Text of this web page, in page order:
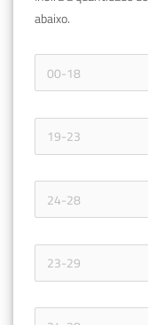
abaixo.